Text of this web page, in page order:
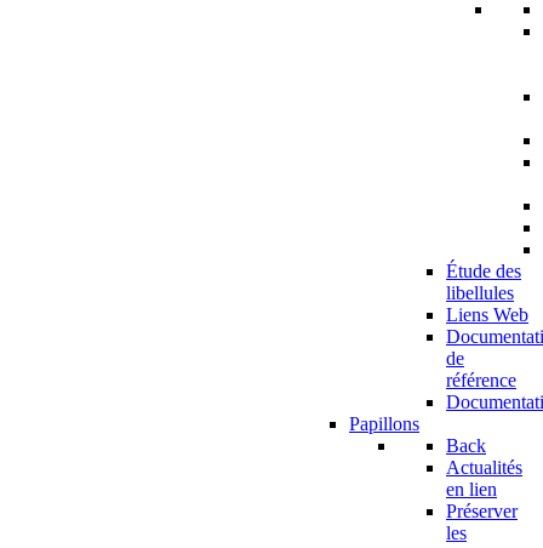
Étude des
libellules
Liens Web
de
référence
Papillons
Back
Actualités
en lien
Préserver
les